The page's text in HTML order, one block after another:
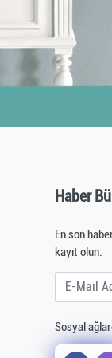
Haber
En son
kayıt olun.
E-Mail
Sosyal